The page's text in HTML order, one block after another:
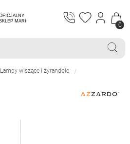
0
Lampy wiszące i żyrandole